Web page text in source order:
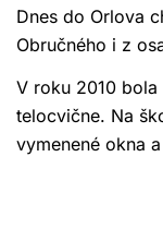
Dnes do Orlova
Obručného i z
V roku 2010
telocvične. Na
vymenené okna